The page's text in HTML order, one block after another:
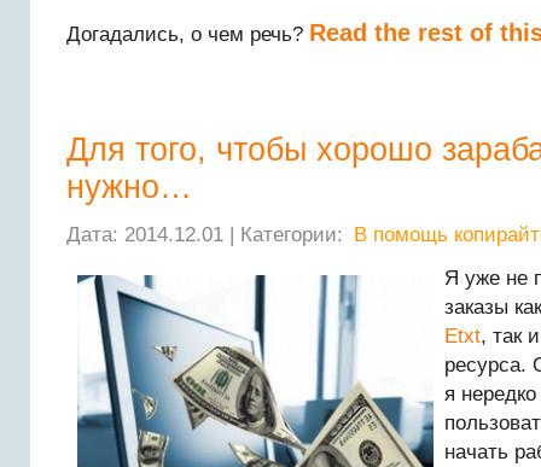
Догадались, о чем речь? Read the rest of
Для того, чтобы хорошо
нужно…
Дата: 2014.12.01 | Категории:
В помощь
Я уже не
заказы
Etxt, так
ресурса.
я
начать